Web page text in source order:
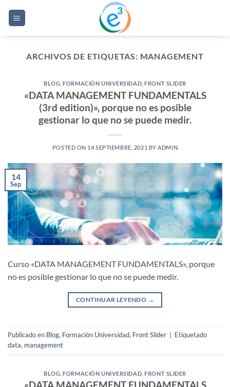
ARCHIVOS DE ETIQUETAS: MANAGEMENT
BLOG ,FORMACIÓN UNIVERSIDAD ,FRONT SLIDER
«DATA MANAGEMENT FUNDAMENTALS
(3rd edition)», porque no es posible
gestionar lo que no se puede medir.
POSTED ON 14 SEPTIEMBRE, 2021 BY ADMIN
14
Sep
Curso «DATA MANAGEMENT FUNDAMENTALS», porque
no es posible gestionar lo que no se puede medir.
CONTINUAR LEYENDO →
Publicado en Blog, Formación Universidad, Front Slider
Etiquetado
data, management
BLOG ,FORMACIÓN UNIVERSIDAD ,FRONT SLIDER